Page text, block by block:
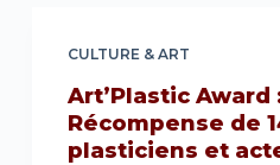
CULTURE & ART
Art’Plastic Award
Récompense de
plasticiens et